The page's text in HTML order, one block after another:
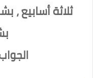
ثلاثة أسابيع ،